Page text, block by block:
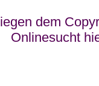
dem
Onlinesucht